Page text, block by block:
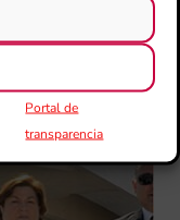
Portal de
transparencia